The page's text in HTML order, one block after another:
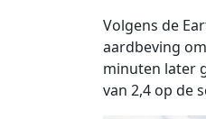
Volgens de
aardbeving
minuten later
van 2,4 op de